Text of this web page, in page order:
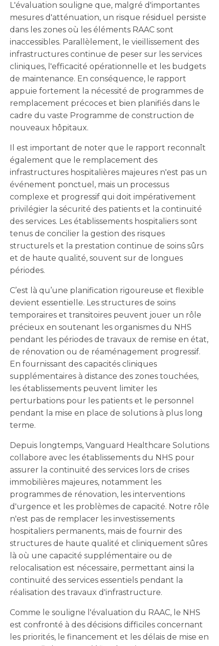
L'évaluation souligne que, malgré d'importantes
mesures d'atténuation, un risque résiduel persiste
dans les zones où les éléments RAAC sont
inaccessibles. Parallèlement, le vieillissement des
infrastructures continue de peser sur les services
cliniques, l'efficacité opérationnelle et les budgets
de maintenance. En conséquence, le rapport
appuie fortement la nécessité de programmes de
remplacement précoces et bien planifiés dans le
cadre du vaste Programme de construction de
nouveaux hôpitaux.
Il est important de noter que le rapport reconnaît
également que le remplacement des
infrastructures hospitalières majeures n'est pas un
événement ponctuel, mais un processus
complexe et progressif qui doit impérativement
privilégier la sécurité des patients et la continuité
des services. Les établissements hospitaliers sont
tenus de concilier la gestion des risques
structurels et la prestation continue de soins sûrs
et de haute qualité, souvent sur de longues
périodes.
C’est là qu’une planification rigoureuse et flexible
devient essentielle. Les structures de soins
temporaires et transitoires peuvent jouer un rôle
précieux en soutenant les organismes du NHS
pendant les périodes de travaux de remise en état,
de rénovation ou de réaménagement progressif.
En fournissant des capacités cliniques
supplémentaires à distance des zones touchées,
les établissements peuvent limiter les
perturbations pour les patients et le personnel
pendant la mise en place de solutions à plus long
terme.
Depuis longtemps, Vanguard Healthcare Solutions
collabore avec les établissements du NHS pour
assurer la continuité des services lors de crises
immobilières majeures, notamment les
programmes de rénovation, les interventions
d'urgence et les problèmes de capacité. Notre rôle
n'est pas de remplacer les investissements
hospitaliers permanents, mais de fournir des
structures de haute qualité et cliniquement sûres
là où une capacité supplémentaire ou de
relocalisation est nécessaire, permettant ainsi la
continuité des services essentiels pendant la
réalisation des travaux d'infrastructure.
Comme le souligne l'évaluation du RAAC, le NHS
est confronté à des décisions difficiles concernant
les priorités, le financement et les délais de mise en